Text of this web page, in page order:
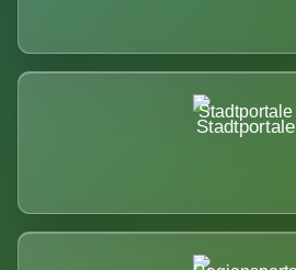
Stadtportale